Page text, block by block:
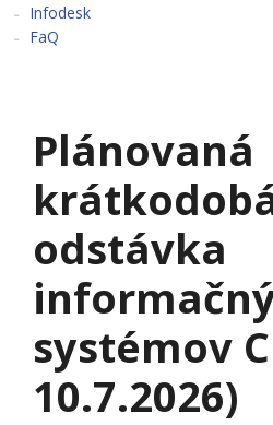
Infodesk
FaQ
Plánovaná
odstávka
systémov
10.7.2026)